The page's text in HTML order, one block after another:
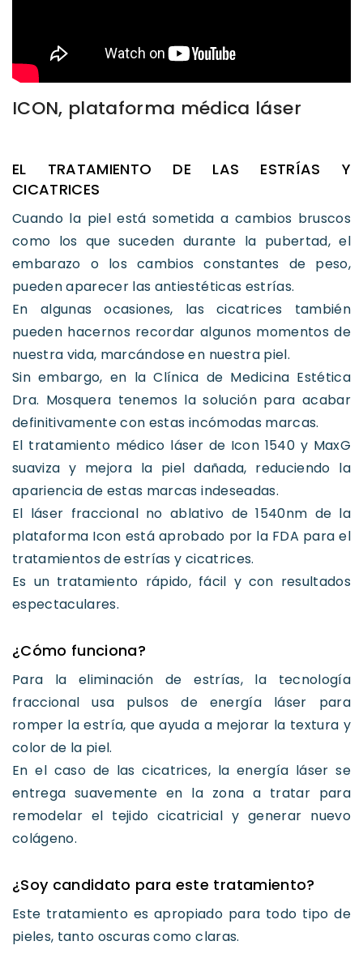
ICON, plataforma médica láser
EL TRATAMIENTO DE LAS ESTRÍAS Y
CICATRICES
Cuando la piel está sometida a cambios bruscos
como los que suceden durante la pubertad, el
embarazo o los cambios constantes de peso,
pueden aparecer las antiestéticas estrías.
En algunas ocasiones, las cicatrices también
pueden hacernos recordar algunos momentos de
nuestra vida, marcándose en nuestra piel.
Sin embargo, en la Clínica de Medicina Estética
Dra. Mosquera tenemos la solución para acabar
definitivamente con estas incómodas marcas.
El tratamiento médico láser de Icon 1540 y MaxG
suaviza y mejora la piel dañada, reduciendo la
apariencia de estas marcas indeseadas.
El láser fraccional no ablativo de 1540nm de la
plataforma Icon está aprobado por la FDA para el
tratamientos de estrías y cicatrices.
Es un tratamiento rápido, fácil y con resultados
espectaculares.
¿Cómo funciona?
Para la eliminación de estrías, la tecnología
fraccional usa pulsos de energía láser para
romper la estría, que ayuda a mejorar la textura y
color de la piel.
En el caso de las cicatrices, la energía láser se
entrega suavemente en la zona a tratar para
remodelar el tejido cicatricial y generar nuevo
colágeno.
¿Soy candidato para este tratamiento?
Este tratamiento es apropiado para todo tipo de
pieles, tanto oscuras como claras.